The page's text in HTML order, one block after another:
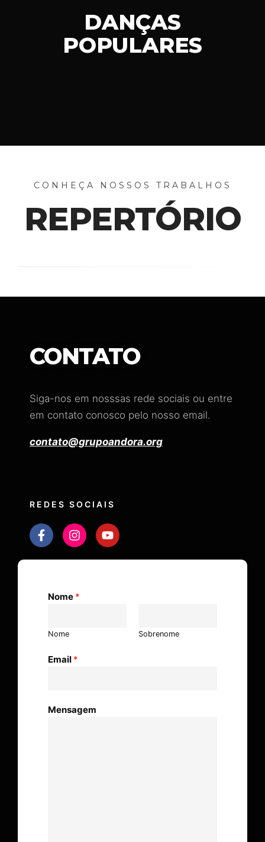
DANÇAS
POPULARES
CONHEÇA NOSSOS TRABALHOS
REPERTÓRIO
CONTATO
Siga-nos em nosssas rede sociais ou entre
em contato conosco pelo nosso email.
contato@grupoandora.org
REDES SOCIAIS
Nome *
Nome Sobrenome
Email *
Mensagem